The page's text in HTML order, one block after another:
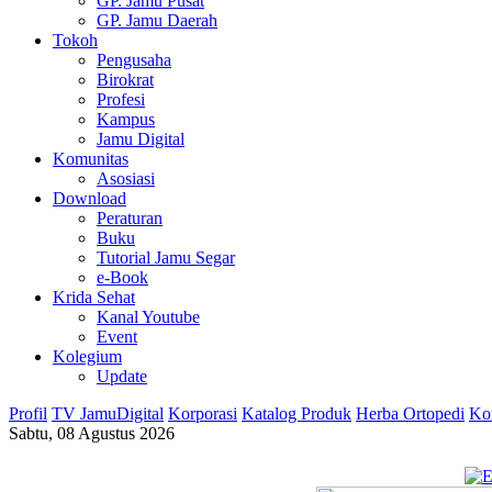
GP. Jamu Daerah
Tokoh
Pengusaha
Birokrat
Profesi
Kampus
Jamu Digital
Komunitas
Asosiasi
Download
Peraturan
Buku
Tutorial Jamu Segar
e-Book
Krida Sehat
Kanal Youtube
Event
Kolegium
Update
Profil TV JamuDigital Korporasi Katalog Produk Herba Ortopedi
Sabtu, 08 Agustus 2026